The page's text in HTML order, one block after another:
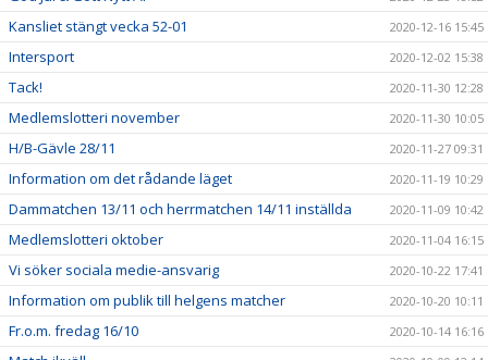
Kansliet stängt vecka 52-01 2020-12-16 15:45
Intersport 2020-12-02 15:38
Tack! 2020-11-30 12:28
Medlemslotteri november 2020-11-30 10:05
H/B-Gävle 28/11 2020-11-27 09:31
Information om det rådande läget 2020-11-19 10:29
Dammatchen 13/11 och herrmatchen 14/11 inställda 2020-11-09 10:42
Medlemslotteri oktober 2020-11-04 16:15
Vi söker sociala medie-ansvarig 2020-10-22 17:41
Information om publik till helgens matcher 2020-10-20 10:11
Fr.o.m. fredag 16/10 2020-10-14 16:16